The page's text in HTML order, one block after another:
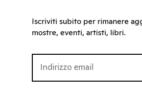
Iscriviti subito per rimanere
mostre, eventi, artisti, libri.